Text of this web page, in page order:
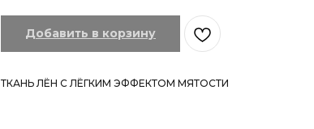
Добавить в корзину
ТКАНЬ ЛЁН С ЛЁГКИМ ЭФФЕКТОМ МЯТОСТИ